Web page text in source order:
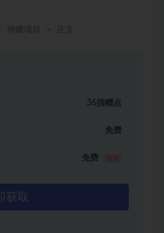
36捐赠点
免费
免费
获取